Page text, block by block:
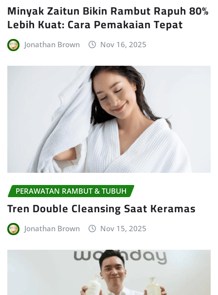
Minyak Zaitun Bikin Rambut Rapuh 80%
Lebih Kuat: Cara Pemakaian Tepat
Jonathan Brown Nov 16, 2025
PERAWATAN RAMBUT & TUBUH
Tren Double Cleansing Saat Keramas
Jonathan Brown Nov 15, 2025